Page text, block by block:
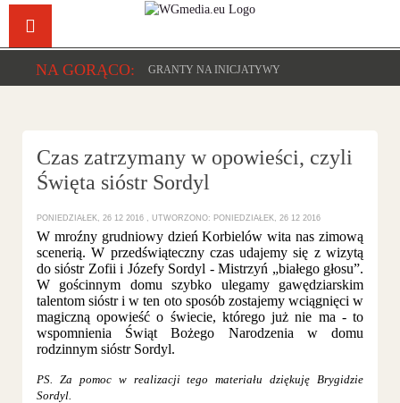
NA GORĄCO: GRANTY NA INICJATYWY
Czas zatrzymany w opowieści, czyli
Święta sióstr Sordyl
PONIEDZIAŁEK, 26 12 2016 UTWORZONO: PONIEDZIAŁEK, 26 12 2016
W mroźny grudniowy dzień Korbielów wita nas zimową
scenerią. W przedświąteczny czas udajemy się z wizytą
do sióstr Zofii i Józefy Sordyl - Mistrzyń „białego głosu”.
W gościnnym domu szybko ulegamy gawędziarskim
talentom sióstr i w ten oto sposób zostajemy wciągnięci w
magiczną opowieść o świecie, którego już nie ma - to
wspomnienia Świąt Bożego Narodzenia w domu
rodzinnym sióstr Sordyl.
PS. Za pomoc w realizacji tego materiału dziękuję Brygidzie
Sordyl.